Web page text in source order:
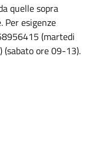
quelle sopra
Per esigenze
(martedi
ore 09-13).